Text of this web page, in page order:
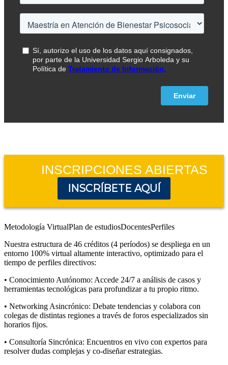
INSCRIPCIONES ABIERTAS
INSCRÍBETE AQUÍ
Metodología VirtualPlan de estudiosDocentesPerfiles
Nuestra estructura de 46 créditos (4 períodos) se despliega en un
entorno 100% virtual altamente interactivo, optimizado para el
tiempo de perfiles directivos:
• Conocimiento Autónomo: Accede 24/7 a análisis de casos y
herramientas tecnológicas para profundizar a tu propio ritmo.
• Networking Asincrónico: Debate tendencias y colabora con
colegas de distintas regiones a través de foros especializados sin
horarios fijos.
• Consultoría Sincrónica: Encuentros en vivo con expertos para
resolver dudas complejas y co-diseñar estrategias.